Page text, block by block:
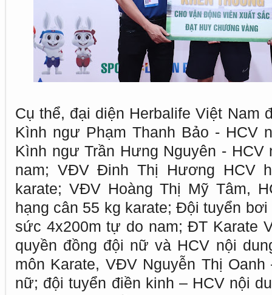
Cụ thể, đại diện Herbalife Việt Nam
Kình ngư Phạm Thanh Bảo - HCV
Kình ngư Trần Hưng Nguyên - HCV
nam; VĐV Đinh Thị Hương HCV
karate; VĐV Hoàng Thị Mỹ Tâm,
hạng cân 55 kg karate; Đội tuyển
sức 4x200m tự do nam; ĐT Karate
quyền đồng đội nữ và HCV nội
môn Karate, VĐV Nguyễn Thị
nữ; đội tuyển điền kinh – HCV nội